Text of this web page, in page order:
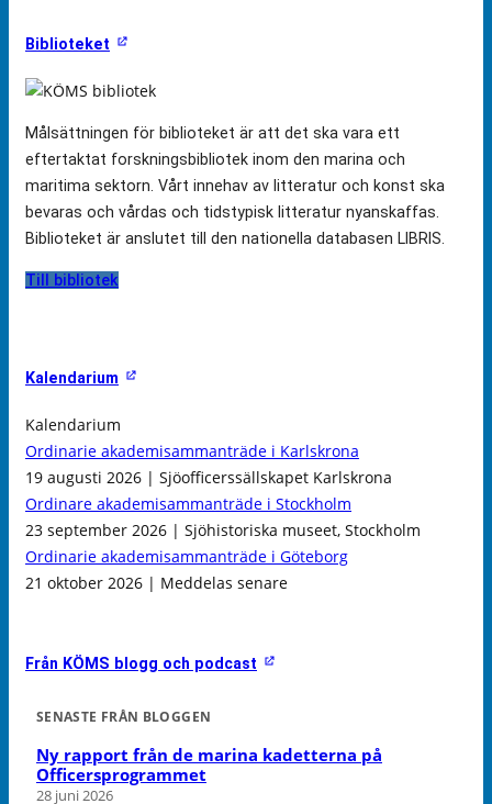
Biblioteket
Målsättningen för biblioteket är att det ska vara ett
eftertaktat forskningsbibliotek inom den marina och
maritima sektorn. Vårt innehav av litteratur och konst ska
bevaras och vårdas och tidstypisk litteratur nyanskaffas.
Biblioteket är anslutet till den nationella databasen LIBRIS.
Till bibliotek
Kalendarium
Kalendarium
Ordinarie akademisammanträde i Karlskrona
19 augusti 2026 | Sjöofficerssällskapet Karlskrona
Ordinare akademisammanträde i Stockholm
23 september 2026 | Sjöhistoriska museet, Stockholm
Ordinarie akademisammanträde i Göteborg
21 oktober 2026 | Meddelas senare
Från KÖMS blogg och podcast
SENASTE FRÅN BLOGGEN
Ny rapport från de marina kadetterna på
Officersprogrammet
28 juni 2026